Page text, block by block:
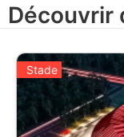
Découvrir
Stade